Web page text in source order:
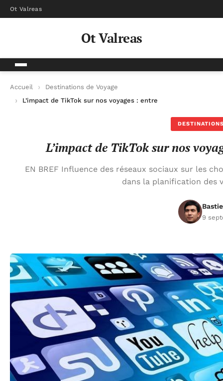
Ot Valreas
Ot Valreas
Accueil
Destinations de Voyage
L’impact de TikTok sur nos voyages : entre inspirations et
L’impact de TikTok sur nos
EN BREF Influence des réseaux sociaux sur les
dans la planification des
9